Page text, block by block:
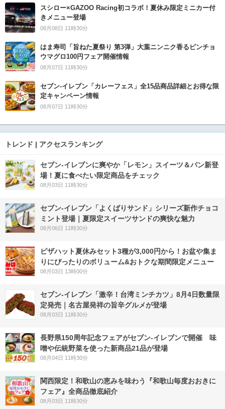
スシロー×GAZOO Racing初コラボ！夏休み限定ミニカー付
きメニュー登場
08月08日 11時30分
はま寿司「旨ねた夏祭り 第3弾」大葉ニンニク香るビンチョ
ウマグロ100円フェア開催情報
08月07日 11時30分
セブン‐イレブン「カレーフェス」全15品商品詳細とお得な限
定キャンペーン情報
08月07日 11時30分
トレンド | アクセスランキング
セブン‐イレブンに爽やか「レモン」スイーツ＆パン新登
場！夏に食べたい限定商品をチェック
08月03日 11時30分
セブン‐イレブン「よくばりサンド」シリーズ新作チョコ
ミント登場｜夏限定スイーツサンドの爽快な魅力
08月06日 11時30分
ピザハット夏休みセット3種が3,000円から！お盆や集ま
りにぴったりのボリューム&おトクな期間限定メニュー
08月03日 13時00分
セブン-イレブン「激辛！台湾ミンチカツ」8月4日数量限
定発売｜名古屋発祥の旨辛グルメが登場
08月03日 11時30分
長野県150周年記念フェアがセブン-イレブンで開催 味
噌や伝統野菜を使った新商品21品が登場
08月04日 11時30分
関西限定！和歌山の恵みを味わう『和歌山毎度おおきに
フェア』全商品徹底紹介
08月03日 11時30分